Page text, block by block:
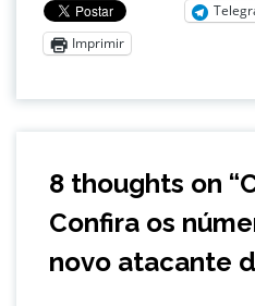
Imprimir
8 thoughts on “
Confira os
novo atacante